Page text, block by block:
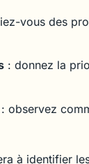
vous des
: donnez la
: observez
à identifier